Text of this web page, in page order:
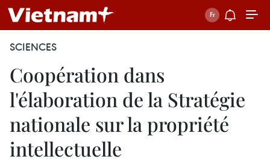
SCIENCES
Coopération dans
l'élaboration de la Stratégie
nationale sur la propriété
intellectuelle